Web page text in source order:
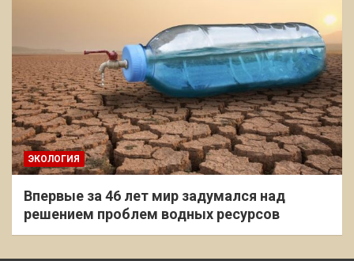
ЭКОЛОГИЯ
Впервые за 46 лет мир задумался над
решением проблем водных ресурсов